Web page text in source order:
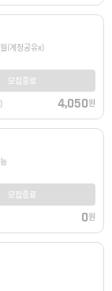
(계정공유x)
모집종료
4,050원
모집종료
0원